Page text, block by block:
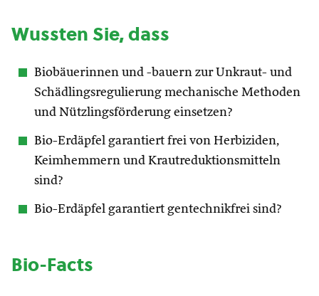
Wussten Sie, dass
Biobäuerinnen und -bauern zur Unkraut- und
Schädlingsregulierung mechanische Methoden
und Nützlingsförderung einsetzen?
Bio-Erdäpfel garantiert frei von Herbiziden,
Keimhemmern und Krautreduktionsmitteln
sind?
Bio-Erdäpfel garantiert gentechnikfrei sind?
Bio-Facts